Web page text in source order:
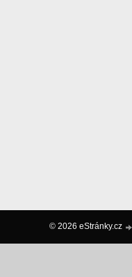
© 2026 eStránky.cz